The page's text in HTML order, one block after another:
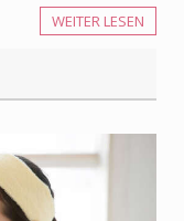
WEITER LESEN